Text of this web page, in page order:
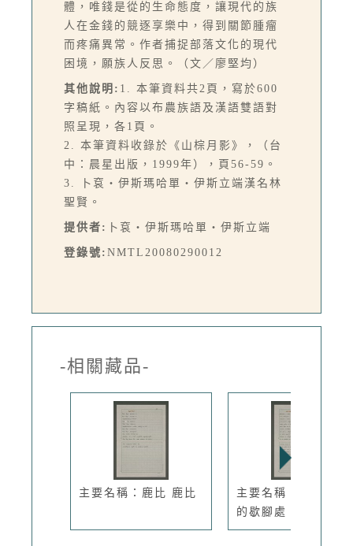
體，唯錢是從的生命態度，讓現代的族
人在金錢的競逐享樂中，得到關節腫瘤
而疼痛異常。作者捕捉部落文化的現代
困境，願族人反思。（文／廖堅均）
其他說明: 1. 本筆資料共2頁，寫於600
字稿紙。內容以布農族語及漢語雙語對
照呈現，各1頁。
2. 本筆資料收錄於《山棕月影》，（台
中：晨星出版，1999年），頁56-59。
3. 卜袞‧伊斯瑪哈單‧伊斯立端漢名林
聖賢。
提供者: 卜袞‧伊斯瑪哈單‧伊斯立端
登錄號: NMTL20080290012
-相關藏品-
主要名稱：鹿比 鹿比
主要名稱：那裡是我
的歇腳處